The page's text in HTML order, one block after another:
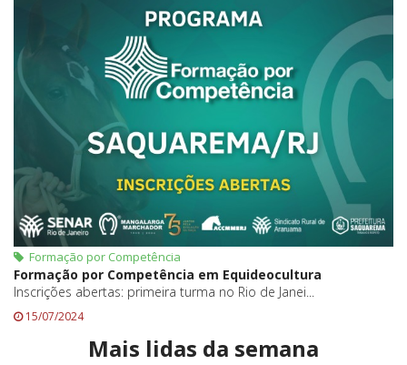
Formação por Competência
Formação por Competência em Equideocultura
Inscrições abertas: primeira turma no Rio de Janei...
15/07/2024
Mais lidas da semana